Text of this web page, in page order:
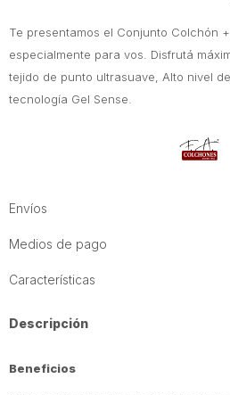
Te presentamos el Conjunto Colchón
especialmente para vos. Disfrutá
tejido de punto ultrasuave, Alto nivel
tecnología Gel Sense.
Envíos
Medios de pago
Características
Descripción
Beneficios